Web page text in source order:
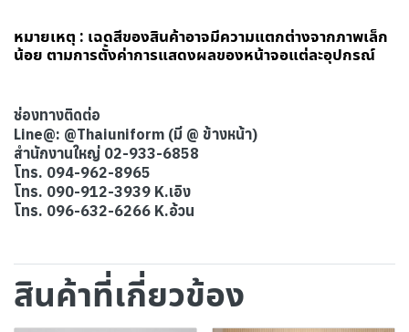
หมายเหตุ : เฉดสีของสินค้าอาจมีความแตกต่างจากภาพเล็ก
น้อย ตามการตั้งค่าการแสดงผลของหน้าจอแต่ละอุปกรณ์
ช่องทางติดต่อ
Line@: @Thaiuniform (มี @ ข้างหน้า)
สำนักงานใหญ่ 02-933-6858
โทร. 094-962-8965
โทร. 090-912-3939 K.เอิง
โทร. 096-632-6266 K.อ้วน
สินค้าที่เกี่ยวข้อง